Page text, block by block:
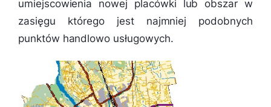
umiejscowienia nowej placówki lub obszar w
zasięgu którego jest najmniej podobnych
punktów handlowo usługowych.